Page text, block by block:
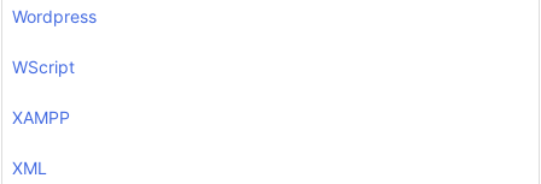
Wordpress
WScript
XAMPP
XML